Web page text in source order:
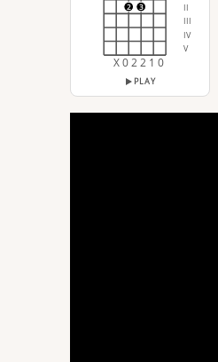
II
III
IV
V
2 3
X 0 2 2 1 0
PLAY